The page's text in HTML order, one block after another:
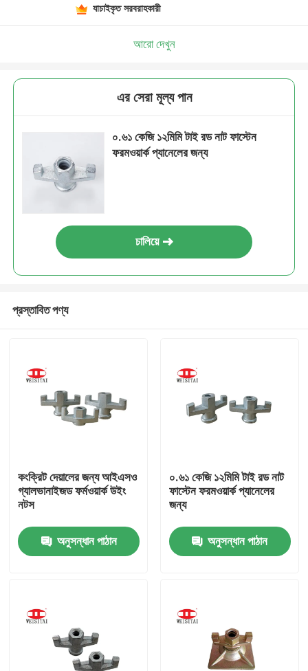
পণ্য
আমাদের সম্পর্কে
যাচাইকৃত সরবরাহকারী
আরো দেখুন
এর সেরা মূল্য পান
০.৬১ কেজি ১২মিমি টাই রড নাট ফাস্টেন
ফরমওয়ার্ক প্যানেলের জন্য
চালিয়ে
প্রস্তাবিত পণ্য
কংক্রিট দেয়ালের জন্য আইএসও
গ্যালভানাইজড ফর্মওয়ার্ক উইং
নটস
অনুসন্ধান পাঠান
০.৬১ কেজি ১২মিমি টাই রড নাট
ফাস্টেন ফরমওয়ার্ক প্যানেলের
জন্য
অনুসন্ধান পাঠান